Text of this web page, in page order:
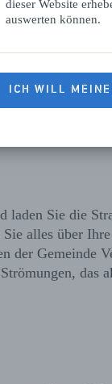
dieser Website
auswerten können.
ICH WILL
laden Sie die
alles über
der Gemeinde
das